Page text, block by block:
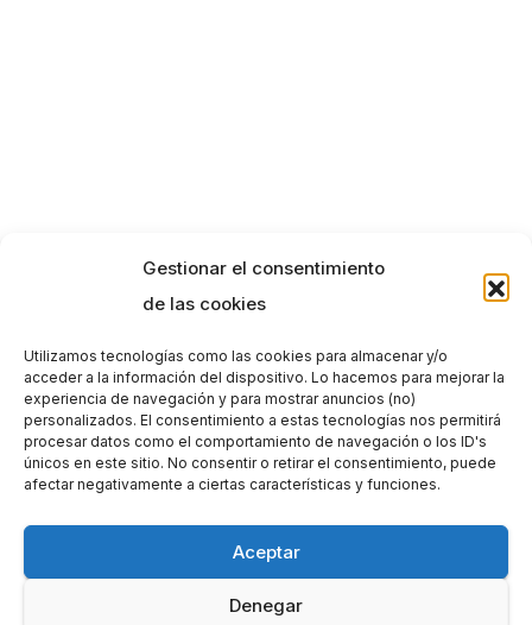
Gestionar el consentimiento
de las cookies
Utilizamos tecnologías como las cookies para almacenar y/o
acceder a la información del dispositivo. Lo hacemos para mejorar la
experiencia de navegación y para mostrar anuncios (no)
personalizados. El consentimiento a estas tecnologías nos permitirá
procesar datos como el comportamiento de navegación o los ID's
únicos en este sitio. No consentir o retirar el consentimiento, puede
afectar negativamente a ciertas características y funciones.
Aceptar
Denegar